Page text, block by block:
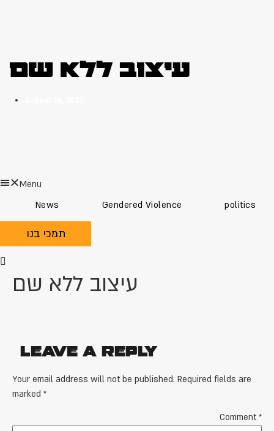
עיצוב ללא שם
Menu
News
Gendered Violence politics
תמכי בנו
עיצוב ללא שם
Leave a Reply
Your email address will not be published. Required fields are
marked *
Comment*